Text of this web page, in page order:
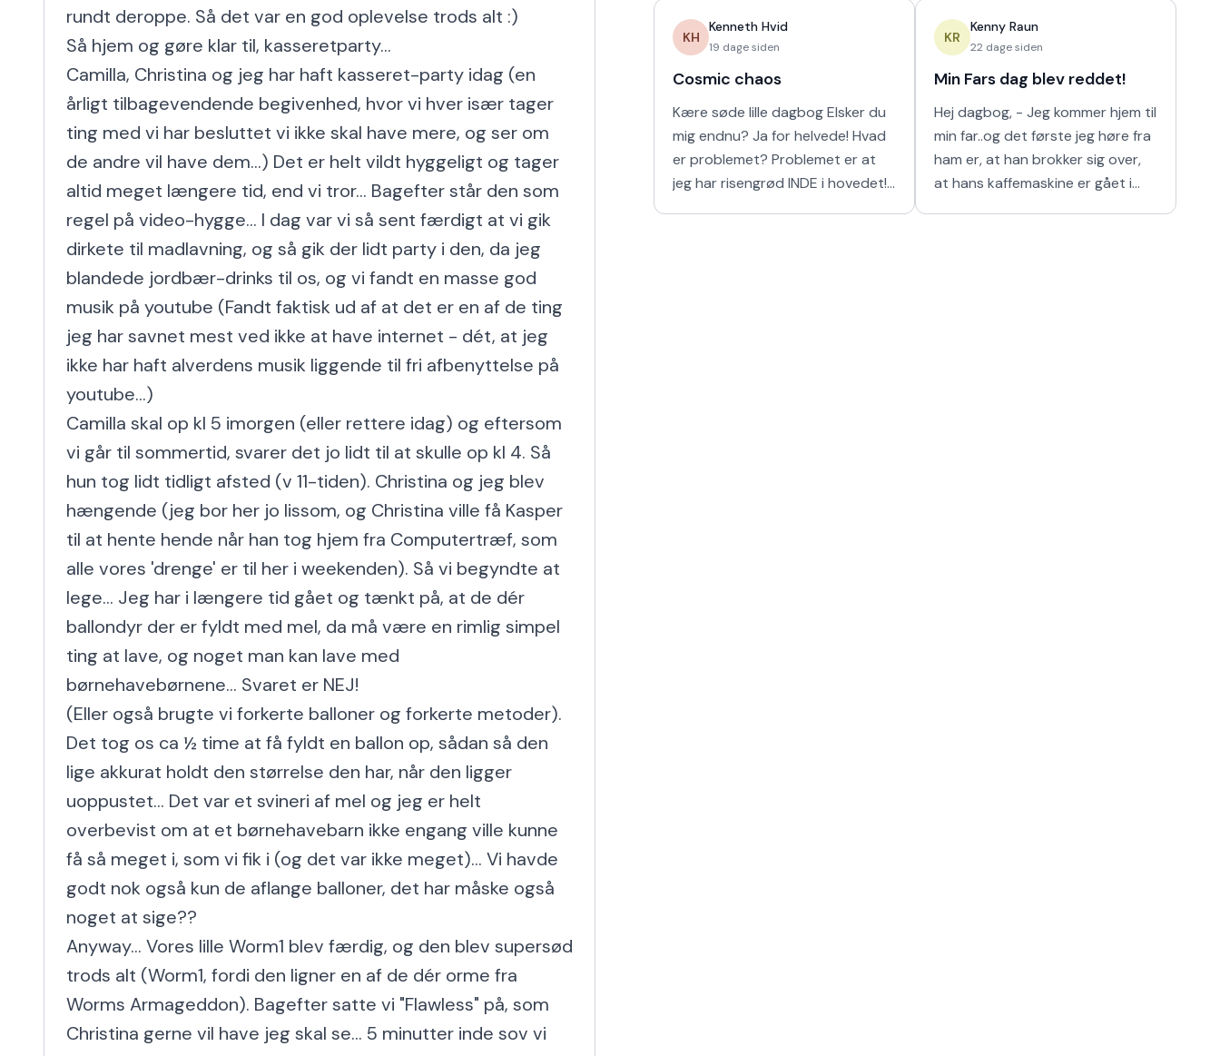
rundt deroppe. Så det var en god oplevelse trods alt :)
Så hjem og gøre klar til, kasseretparty...
Camilla, Christina og jeg har haft kasseret-party idag (en
årligt tilbagevendende begivenhed, hvor vi hver især tager
ting med vi har besluttet vi ikke skal have mere, og ser om
de andre vil have dem...) Det er helt vildt hyggeligt og tager
altid meget længere tid, end vi tror... Bagefter står den som
regel på video-hygge... I dag var vi så sent færdigt at vi gik
dirkete til madlavning, og så gik der lidt party i den, da jeg
blandede jordbær-drinks til os, og vi fandt en masse god
musik på youtube (Fandt faktisk ud af at det er en af de ting
jeg har savnet mest ved ikke at have internet - dét, at jeg
ikke har haft alverdens musik liggende til fri afbenyttelse på
youtube...)
Camilla skal op kl 5 imorgen (eller rettere idag) og eftersom
vi går til sommertid, svarer det jo lidt til at skulle op kl 4. Så
hun tog lidt tidligt afsted (v 11-tiden). Christina og jeg blev
hængende (jeg bor her jo lissom, og Christina ville få Kasper
til at hente hende når han tog hjem fra Computertræf, som
alle vores 'drenge' er til her i weekenden). Så vi begyndte at
lege... Jeg har i længere tid gået og tænkt på, at de dér
ballondyr der er fyldt med mel, da må være en rimlig simpel
ting at lave, og noget man kan lave med
børnehavebørnene... Svaret er NEJ!
(Eller også brugte vi forkerte balloner og forkerte metoder).
Det tog os ca ½ time at få fyldt en ballon op, sådan så den
lige akkurat holdt den størrelse den har, når den ligger
uoppustet... Det var et svineri af mel og jeg er helt
overbevist om at et børnehavebarn ikke engang ville kunne
få så meget i, som vi fik i (og det var ikke meget)... Vi havde
godt nok også kun de aflange balloner, det har måske også
noget at sige??
Anyway... Vores lille Worm1 blev færdig, og den blev supersød
trods alt (Worm1, fordi den ligner en af de dér orme fra
Worms Armageddon). Bagefter satte vi "Flawless" på, som
Christina gerne vil have jeg skal se... 5 minutter inde sov vi
KH
Kenneth Hvid
19 dage siden
Cosmic chaos
Kære søde lille dagbog Elsker du
mig endnu? Ja for helvede! Hvad
er problemet? Problemet er at
jeg har risengrød INDE i hovedet!
viser
KR
Kenny Raun
22 dage siden
Min Fars dag blev reddet!
Hej dagbog, - Jeg kommer hjem til
min far..og det første jeg høre fra
ham er, at han brokker sig over,
at hans kaffemaskine er gået i